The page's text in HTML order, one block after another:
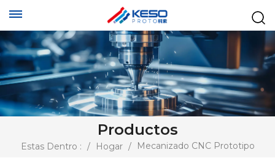
Productos
Estas Dentro : / Hogar / Mecanizado CNC Prototipo